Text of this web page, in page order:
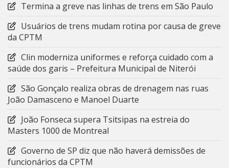
Termina a greve nas linhas de trens em São Paulo
Usuários de trens mudam rotina por causa de greve
da CPTM
Clin moderniza uniformes e reforça cuidado com a
saúde dos garis – Prefeitura Municipal de Niterói
São Gonçalo realiza obras de drenagem nas ruas
João Damasceno e Manoel Duarte
João Fonseca supera Tsitsipas na estreia do
Masters 1000 de Montreal
Governo de SP diz que não haverá demissões de
funcionários da CPTM